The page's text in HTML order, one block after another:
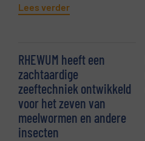
Lees verder
RHEWUM heeft een
zachtaardige
zeeftechniek ontwikkeld
voor het zeven van
meelwormen en andere
insecten